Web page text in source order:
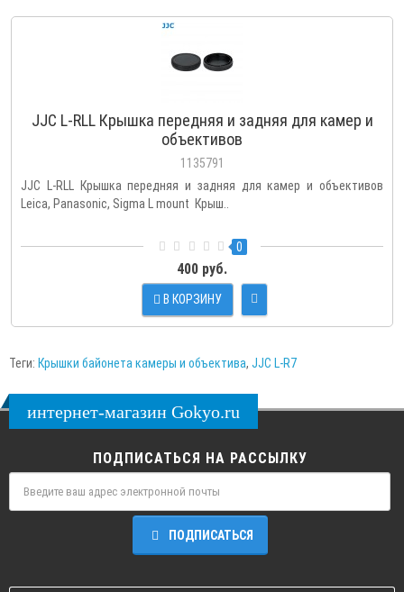
JJC L-RLL Крышка передняя и задняя для камер и
объективов
1135791
JJC L-RLL Крышка передняя и задняя для камер и объективов
Leica, Panasonic, Sigma L mount Крыш..
0
400 руб.
В КОРЗИНУ
Теги: Крышки байонета камеры и объектива, JJC L-R7
интернет-магазин Gokyo.ru
ПОДПИСАТЬСЯ НА РАССЫЛКУ
ПОДПИСАТЬСЯ